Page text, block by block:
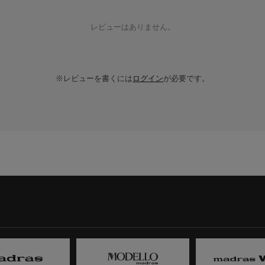
レビューはありません。
※レビューを書くには ログインが必要です。